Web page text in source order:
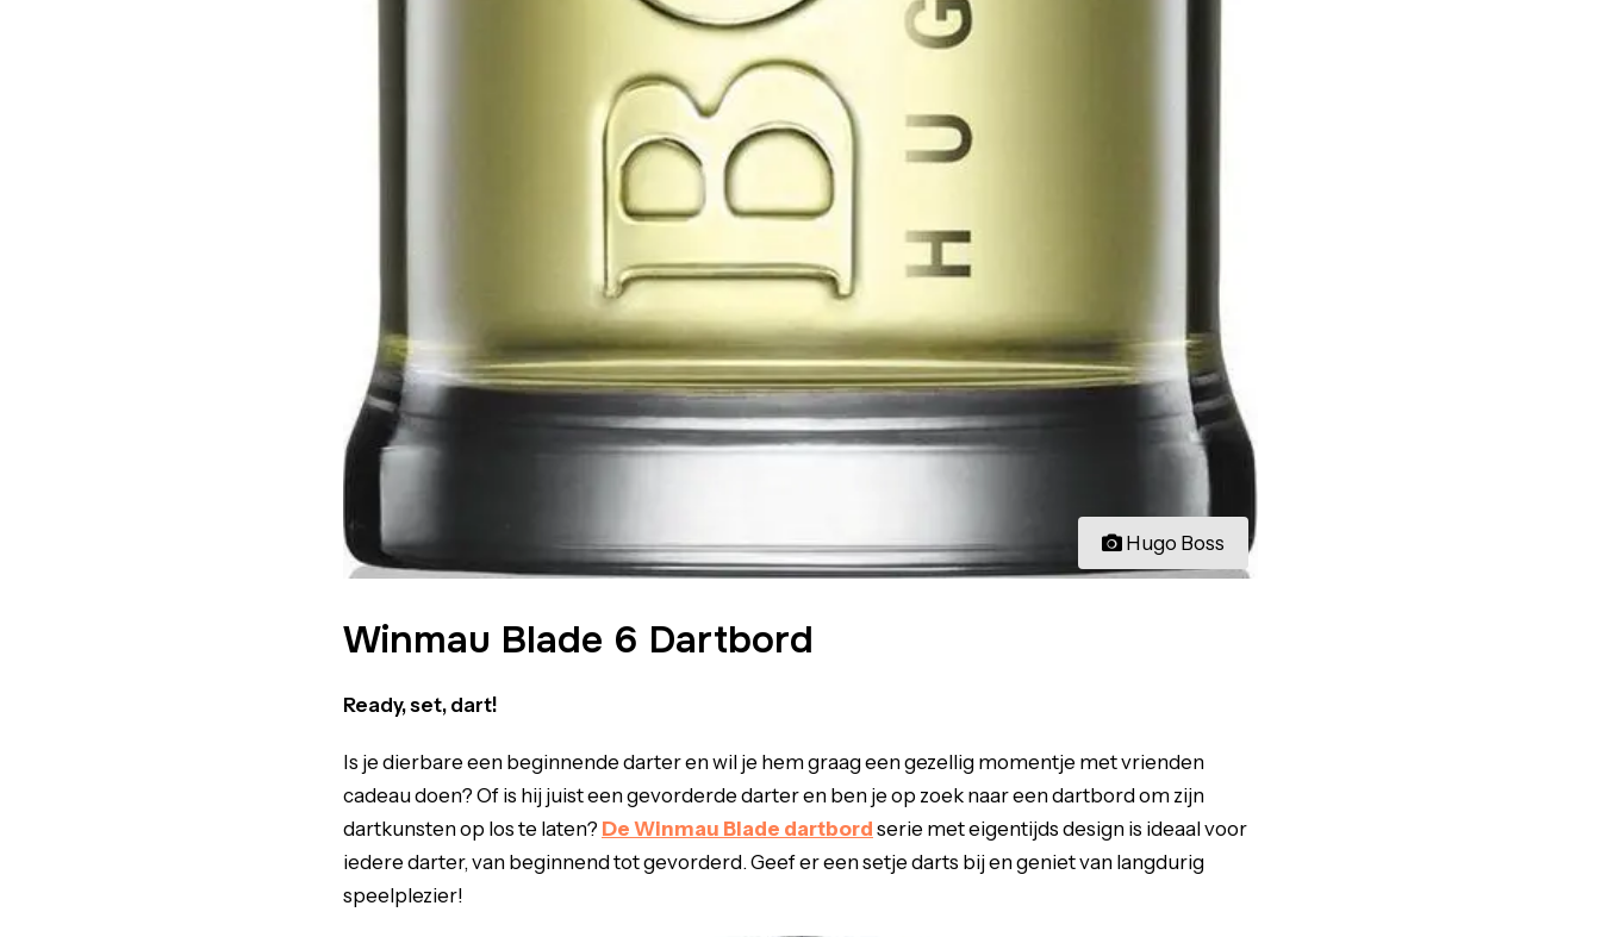
Hugo Boss
Winmau Blade 6 Dartbord
Ready, set, dart!
Is je dierbare een beginnende darter en wil je hem graag een gezellig momentje met vrienden
cadeau doen? Of is hij juist een gevorderde darter en ben je op zoek naar een dartbord om zijn
dartkunsten op los te laten? De Winmau Blade dartbord serie met eigentijds design is ideaal voor
iedere darter, van beginnend tot gevorderd. Geef er een setje darts bij en geniet van langdurig
speelplezier!